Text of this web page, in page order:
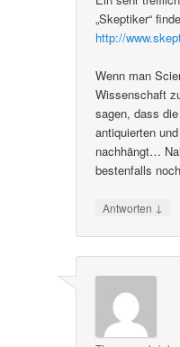
„Skeptiker“
http://
Wenn man
Wissenschaft
sagen, dass
antiquierten
nachhängt…
bestenfalls
Antworten ↓